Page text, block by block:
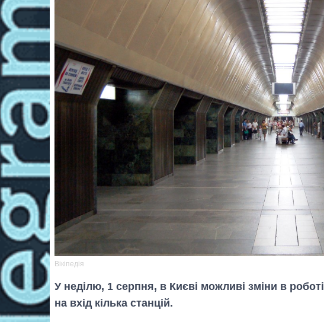
Вікіпедія
У неділю, 1 серпня, в Києві можливі зміни в роботі
на вхід кілька станцій.